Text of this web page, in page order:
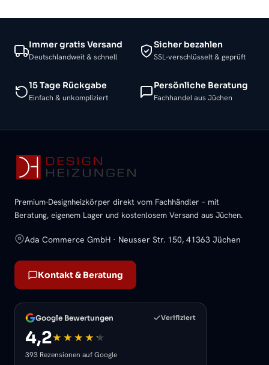
Immer gratis Versand
Deutschlandweit & schnell
Sicher bezahlen
SSL-verschlüsselt & geprüft
15 Tage Rückgabe
Einfach & unkompliziert
Persönliche Beratung
Fachhandel aus Jüchen
Premium-Designheizkörper direkt vom Fachhändler – mit
Beratung, eigenem Lager und kostenlosem Versand aus Jüchen.
Ada Commerce GmbH · Neusser Str. 150, 41363 Jüchen
Kontakt & Beratung
Google Bewertungen Verifiziert
4,2
393 Rezensionen auf Google